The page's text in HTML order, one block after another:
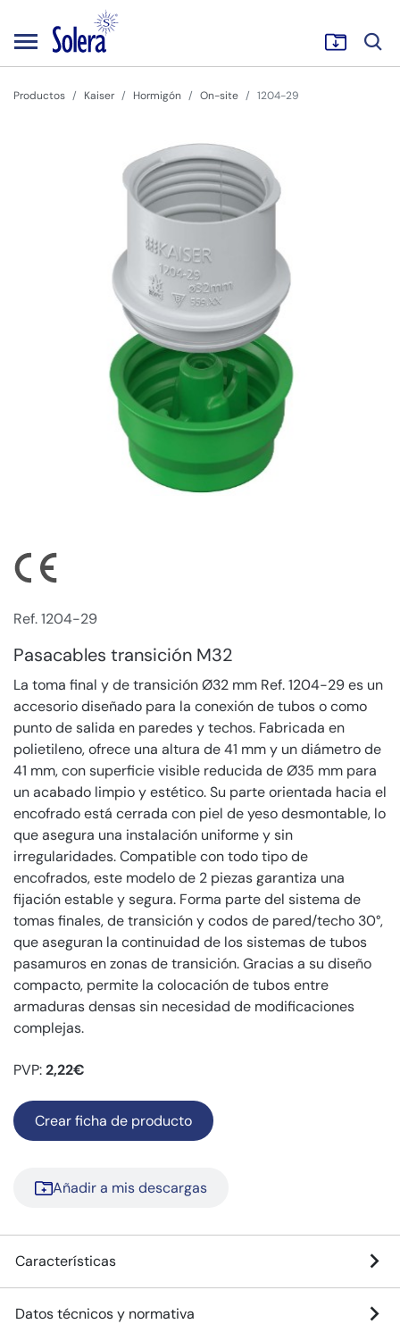
Productos Kaiser Hormigón On-site 1204-29
Ref. 1204-29
Pasacables transición M32
La toma final y de transición Ø32 mm Ref. 1204-29 es un
accesorio diseñado para la conexión de tubos o como
punto de salida en paredes y techos. Fabricada en
polietileno, ofrece una altura de 41 mm y un diámetro de
41 mm, con superficie visible reducida de Ø35 mm para
un acabado limpio y estético. Su parte orientada hacia el
encofrado está cerrada con piel de yeso desmontable, lo
que asegura una instalación uniforme y sin
irregularidades. Compatible con todo tipo de
encofrados, este modelo de 2 piezas garantiza una
fijación estable y segura. Forma parte del sistema de
tomas finales, de transición y codos de pared/techo 30°,
que aseguran la continuidad de los sistemas de tubos
pasamuros en zonas de transición. Gracias a su diseño
compacto, permite la colocación de tubos entre
armaduras densas sin necesidad de modificaciones
complejas.
PVP:2,22€
Crear ficha de producto
Añadir a mis descargas
Características
Datos técnicos y normativa